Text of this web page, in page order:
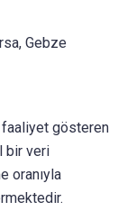
Gebze
faaliyet gösteren
bir veri
oranıyla